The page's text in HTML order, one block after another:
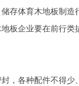
存体育木地板制造
板企业要在前行类
，各种配件不得少